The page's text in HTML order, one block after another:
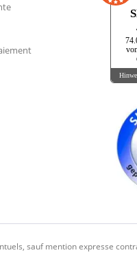
sauf mention expresse